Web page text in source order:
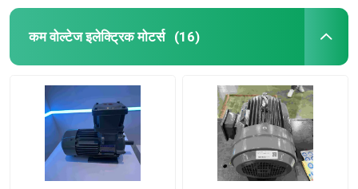
कम वोल्टेज इलेक्ट्रिक मोटर्स (16)